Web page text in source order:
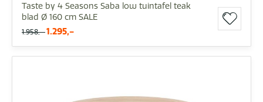
Taste by 4 Seasons Saba low tuintafel teak
blad Ø 160 cm SALE
1.958,- 1.295,-